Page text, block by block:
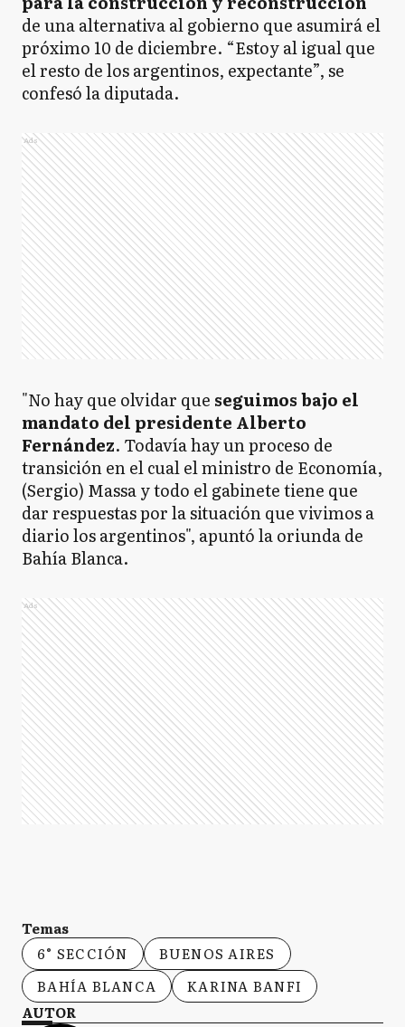
de una alternativa al gobierno que asumirá el
próximo 10 de diciembre. “Estoy al igual que
el resto de los argentinos, expectante”, se
confesó la diputada.
Ads
"No hay que olvidar que seguimos bajo el
mandato del presidente Alberto
Fernández. Todavía hay un proceso de
transición en el cual el ministro de Economía,
(Sergio) Massa y todo el gabinete tiene que
dar respuestas por la situación que vivimos a
diario los argentinos", apuntó la oriunda de
Bahía Blanca.
Ads
Temas
6° SECCIÓN
BUENOS AIRES
BAHÍA BLANCA
KARINA BANFI
AUTOR